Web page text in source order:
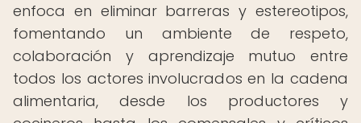
enfoca en eliminar barreras y estereotipos,
fomentando un ambiente de respeto,
colaboración y aprendizaje mutuo entre
todos los actores involucrados en la cadena
alimentaria, desde los productores y